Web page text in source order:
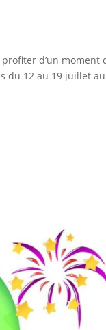
d’un moment
du 12 au 19 juillet au